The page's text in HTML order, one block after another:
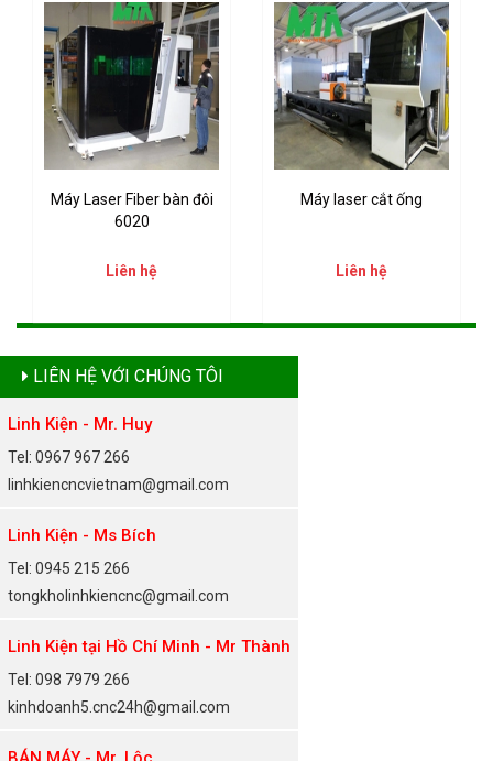
Máy Laser Fiber bàn đôi
6020
Liên hệ
Máy laser cắt ống
Liên hệ
LIÊN HỆ VỚI CHÚNG TÔI
Linh Kiện - Mr. Huy
Tel: 0967 967 266
linhkiencncvietnam@gmail.com
Linh Kiện - Ms Bích
Tel: 0945 215 266
tongkholinhkiencnc@gmail.com
Linh Kiện tại Hồ Chí Minh - Mr Thành
Tel: 098 7979 266
kinhdoanh5.cnc24h@gmail.com